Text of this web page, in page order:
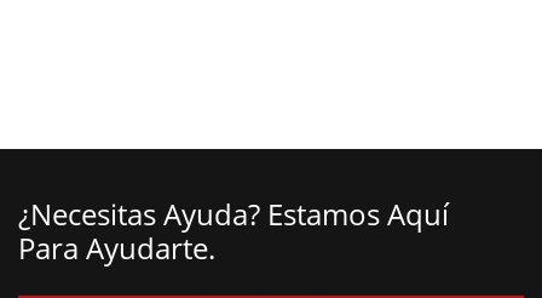
¿Necesitas Ayuda? Estamos Aquí
Para Ayudarte.